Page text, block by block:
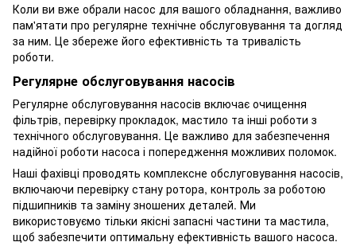
Коли ви вже обрали насос для вашого обладнання, важливо
пам'ятати про регулярне технічне обслуговування та догляд
за ним. Це збереже його ефективність та тривалість
роботи.
Регулярне обслуговування насосів
Регулярне обслуговування насосів включає очищення
фільтрів, перевірку прокладок, мастило та інші роботи з
технічного обслуговування. Це важливо для забезпечення
надійної роботи насоса і попередження можливих поломок.
Наші фахівці проводять комплексне обслуговування насосів,
включаючи перевірку стану ротора, контроль за роботою
підшипників та заміну зношених деталей. Ми
використовуємо тільки якісні запасні частини та мастила,
щоб забезпечити оптимальну ефективність вашого насоса.